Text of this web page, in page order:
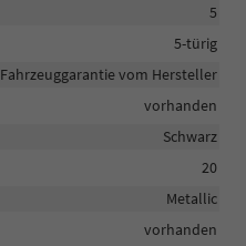
5
5-türig
Fahrzeuggarantie vom Hersteller
vorhanden
Schwarz
20
Metallic
vorhanden